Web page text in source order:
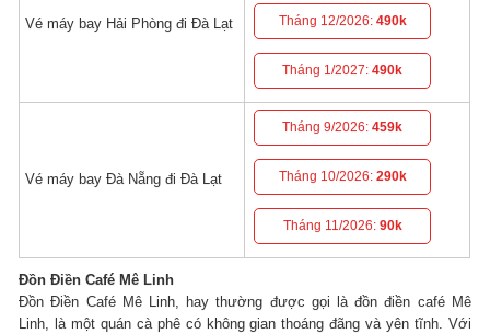
Vé máy bay Hải Phòng đi Đà Lạt Tháng 12/2026: 490k
Tháng 1/2027:490k
Vé máy bay Đà Nẵng đi Đà Lạt
Tháng 9/2026:459k
Tháng 10/2026: 290k
Tháng 11/2026: 90k
Đồn Điền Café Mê Linh
Đồn Điền Café Mê Linh, hay thường được gọi là đồn điền café Mê
Linh, là một quán cà phê có không gian thoáng đãng và yên tĩnh. Với